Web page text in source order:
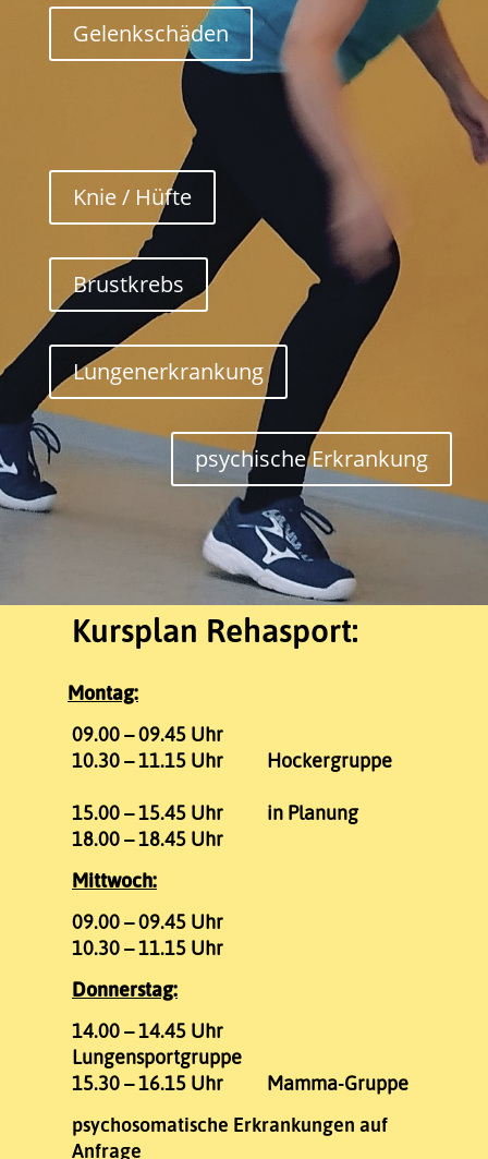
Gelenkschäden
Knie / Hüfte
Brustkrebs
Lungenerkrankung
psychische Erkrankung
Kursplan Rehasport:
Montag:
09.00 – 09.45 Uhr
10.30 – 11.15 Uhr Hockergruppe
15.00 – 15.45 Uhr in Planung
18.00 – 18.45 Uhr
Mittwoch:
09.00 – 09.45 Uhr
10.30 – 11.15 Uhr
Donnerstag:
14.00 – 14.45 Uhr
Lungensportgruppe
15.30 – 16.15 Uhr Mamma-Gruppe
psychosomatische Erkrankungen auf
Anfrage